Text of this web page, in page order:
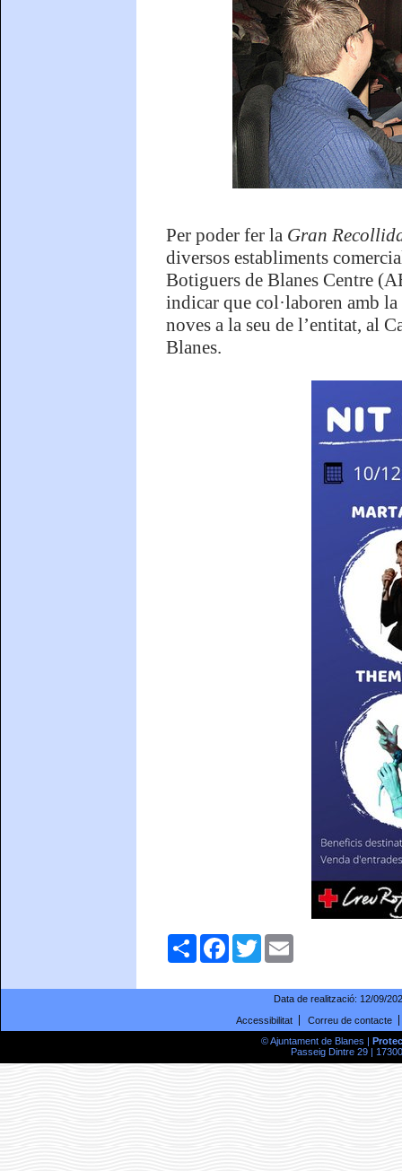
Per poder fer la Gran
diversos establiments
Botiguers de Blanes Centre
indicar que col·laboren amb
noves a la seu de l’entitat, al
Blanes.
ComparteixFacebookTwitter
Data de realització: 12/09/
Accessibilitat
Correu de contacte
© Ajuntament de Blanes |
Passeig Dintre 29 |